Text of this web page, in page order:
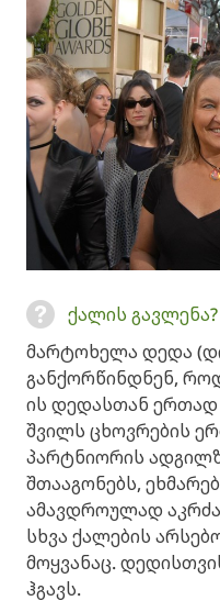
ქალის გავლენა?
მარტოხელა დედა
განქორწინდნენ,
ის დედასთან
შვილს ცხოვრების
პარტნიორის
შთააგონებს,
ამავდროულად
სხვა ქალების
მოყვანაც.
ჰგავს.